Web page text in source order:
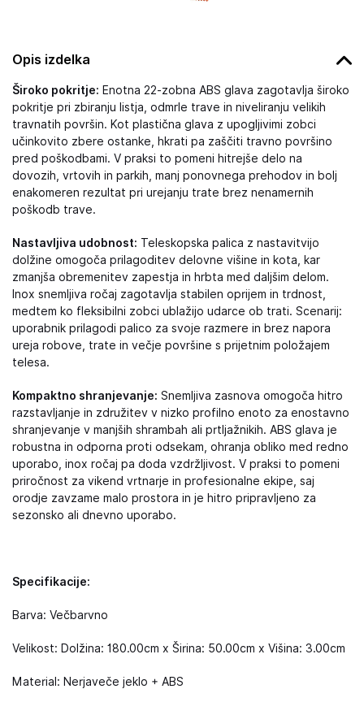
Opis izdelka
Široko pokritje: Enotna 22-zobna ABS glava zagotavlja široko
pokritje pri zbiranju listja, odmrle trave in niveliranju velikih
travnatih površin. Kot plastična glava z upogljivimi zobci
učinkovito zbere ostanke, hkrati pa zaščiti travno površino
pred poškodbami. V praksi to pomeni hitrejše delo na
dovozih, vrtovih in parkih, manj ponovnega prehodov in bolj
enakomeren rezultat pri urejanju trate brez nenamernih
poškodb trave.
Nastavljiva udobnost: Teleskopska palica z nastavitvijo
dolžine omogoča prilagoditev delovne višine in kota, kar
zmanjša obremenitev zapestja in hrbta med daljšim delom.
Inox snemljiva ročaj zagotavlja stabilen oprijem in trdnost,
medtem ko fleksibilni zobci ublažijo udarce ob trati. Scenarij:
uporabnik prilagodi palico za svoje razmere in brez napora
ureja robove, trate in večje površine s prijetnim položajem
telesa.
Kompaktno shranjevanje: Snemljiva zasnova omogoča hitro
razstavljanje in združitev v nizko profilno enoto za enostavno
shranjevanje v manjših shrambah ali prtljažnikih. ABS glava je
robustna in odporna proti odsekam, ohranja obliko med redno
uporabo, inox ročaj pa doda vzdržljivost. V praksi to pomeni
priročnost za vikend vrtnarje in profesionalne ekipe, saj
orodje zavzame malo prostora in je hitro pripravljeno za
sezonsko ali dnevno uporabo.
Specifikacije:
Barva: Večbarvno
Velikost: Dolžina: 180.00cm x Širina: 50.00cm x Višina: 3.00cm
Material: Nerjaveče jeklo + ABS